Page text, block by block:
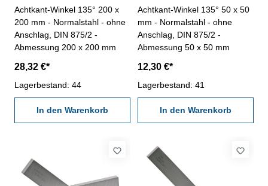
Achtkant-Winkel 135° 200 x
200 mm - Normalstahl - ohne
Anschlag, DIN 875/2 -
Abmessung 200 x 200 mm
28,32 €*
Lagerbestand: 44
In den Warenkorb
Achtkant-Winkel 135° 50 x 50
mm - Normalstahl - ohne
Anschlag, DIN 875/2 -
Abmessung 50 x 50 mm
12,30 €*
Lagerbestand: 41
In den Warenkorb